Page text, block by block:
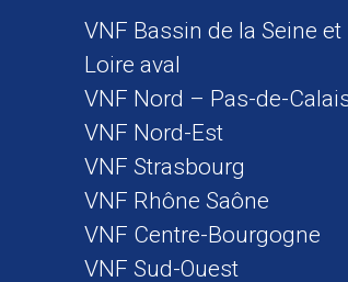
VNF Bassin de la Seine et
Loire aval
VNF Nord – Pas-de-
VNF Nord-Est
VNF Strasbourg
VNF Rhône Saône
VNF Centre-Bourgogne
VNF Sud-Ouest